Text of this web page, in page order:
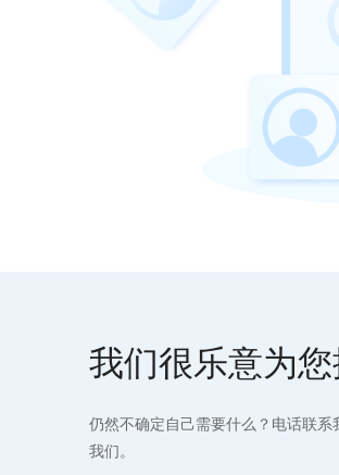
我们很乐意为
仍然不确定自己需要什么？电话联
我们。